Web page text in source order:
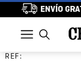
REF: